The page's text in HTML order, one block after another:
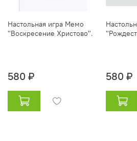
Настольная игра Мемо
"Воскресение Христово".
580 ₽ 580 ₽